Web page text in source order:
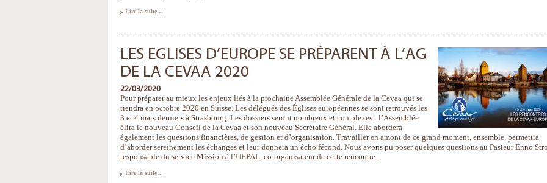
Un
par
les
de
l’UEPAL
-
Lire la suite…
LES EGLISES D’EUROPE SE PRÉPARENT À L’AG
DE LA CEVAA 2020
22/03/2020
Pour préparer au mieux les enjeux liés à la prochaine Assemblée Générale de la Cevaa qui se
tiendra en octobre 2020 en Suisse. Les délégués des Églises européennes se sont retrouvés les
3 et 4 mars derniers à Strasbourg. Les dossiers seront nombreux et complexes : l’Assemblée
élira le nouveau Conseil de la Cevaa et son nouveau Secrétaire Général. Elle abordera
également les questions financières, de gestion et d’organisation. Travailler en amont de ce grand moment, ensemble, permettra
d’aborder sereinement les échanges et leur donnera un écho fécond. Nous avons pu poser quelques questions au Pasteur Enno
responsable du service Mission à l’UEPAL, co-organisateur de cette rencontre.
Les
Lire la suite…